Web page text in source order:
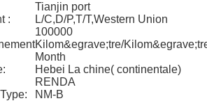
Tianjin port
:
L/C,D/P,T/T,Western Union
100000
Kilom&egrave;tre/
Month
Hebei La chine( continentale)
RENDA
NM-B